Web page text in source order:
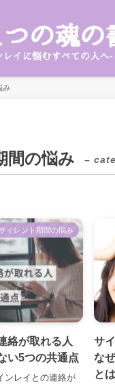
み
間の悩み –
サイレント期間の悩み
絡が取れる人
い5つの共通点
ンレイとの連絡が
サ
な
とは